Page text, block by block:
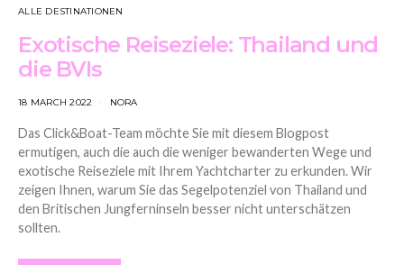
ALLE DESTINATIONEN
Exotische Reiseziele: Thailand und
die BVIs
18 MARCH 2022 NORA
Das Click&Boat-Team möchte Sie mit diesem Blogpost
ermutigen, auch die auch die weniger bewanderten Wege und
exotische Reiseziele mit Ihrem Yachtcharter zu erkunden. Wir
zeigen Ihnen, warum Sie das Segelpotenziel von Thailand und
den Britischen Jungferninseln besser nicht unterschätzen
sollten.